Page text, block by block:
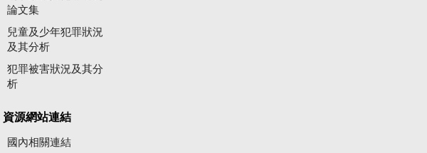
論文集
兒童及少年犯罪狀況
及其分析
犯罪被害狀況及其分
析
資源網站連結
國內相關連結